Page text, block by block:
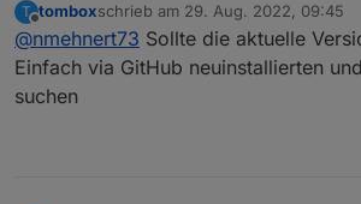
einwandfrei funktioniert. Das
Deinen Adapter wäre meines
tatsächlich dasBereitstellen
T
Offline
tomboxschrieb am 29. Aug. 2022, 09:45
zuletzt editiert von
@nmehnert73 Sollte die aktuelle
Einfach via GitHub neuinstallierten
suchen